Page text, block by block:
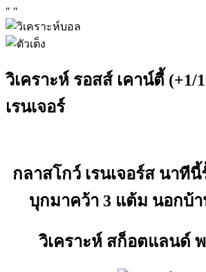
" "
วิเคราะห์ รอสส์ เคาน์ตี้ (+1/
เรนเจอร์
กลาสโกว์ เรนเจอร์ส นาทีนี้
บุกมาคว้า 3 แต้ม นอกบ้
วิเคราะห์ สก็อตแลนด์